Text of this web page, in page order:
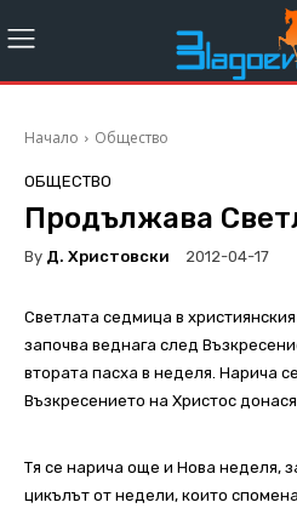
Начало Общество
ОБЩЕСТВО
Продължава
By Д. Христовски 2012-04-17
Светлата седмица в
започва веднага след
втората пасха в неделя. Нарича
Възкресението на Христос
Тя се нарича още и Нова неделя,
цикълът от недели, които